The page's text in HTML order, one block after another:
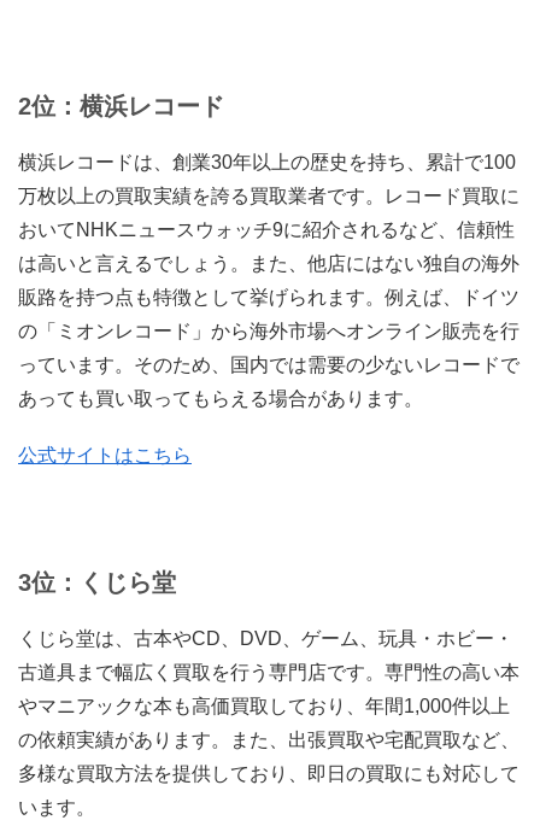
2位：横浜レコード
横浜レコードは、創業30年以上の歴史を持ち、累計で100
万枚以上の買取実績を誇る買取業者です。レコード買取に
おいてNHKニュースウォッチ9に紹介されるなど、信頼性
は高いと言えるでしょう。また、他店にはない独自の海外
販路を持つ点も特徴として挙げられます。例えば、ドイツ
の「ミオンレコード」から海外市場へオンライン販売を行
っています。そのため、国内では需要の少ないレコードで
あっても買い取ってもらえる場合があります。
公式サイトはこちら
3位：くじら堂
くじら堂は、古本やCD、DVD、ゲーム、玩具・ホビー・
古道具まで幅広く買取を行う専門店です。専門性の高い本
やマニアックな本も高価買取しており、年間1,000件以上
の依頼実績があります。また、出張買取や宅配買取など、
多様な買取方法を提供しており、即日の買取にも対応して
います。